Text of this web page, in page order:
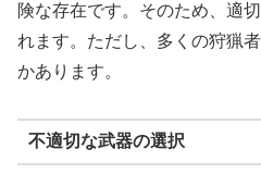
険な存在です。そのため、適
れます。ただし、多くの狩猟
かあります。
不適切な武器の選択